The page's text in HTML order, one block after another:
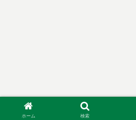
ホーム 検索